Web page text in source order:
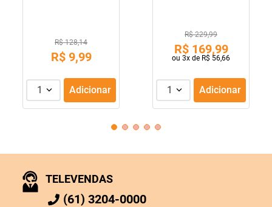
R$ 128,14
R$ 9,99
1 Adicionar
R$ 229,99
R$ 169,99
ou 3x de R$ 56,66
1 Adicionar
TELEVENDAS
(61) 3204-0000